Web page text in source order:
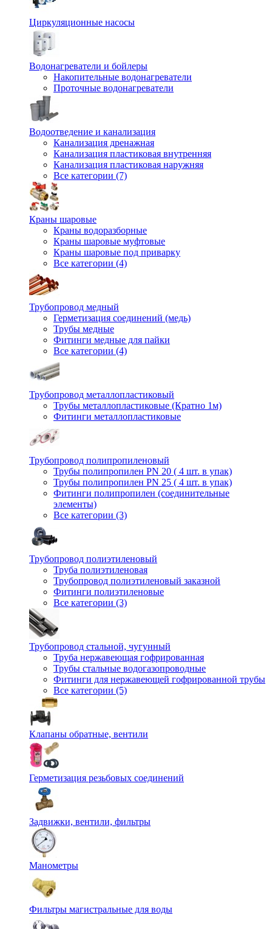
Циркуляционные насосы
Водонагреватели и бойлеры
Накопительные водонагреватели
Проточные водонагреватели
Водоотведение и канализация
Канализация дренажная
Канализация пластиковая внутренняя
Канализация пластиковая наружняя
Все категории (7)
Краны шаровые
Краны водоразборные
Краны шаровые муфтовые
Краны шаровые под приварку
Все категории (4)
Трубопровод медный
Герметизация соединений (медь)
Трубы медные
Фитинги медные для пайки
Все категории (4)
Трубопровод металлопластиковый
Трубы металлопластиковые (Кратно 1м)
Фитинги металлопластиковые
Трубопровод полипропиленовый
Трубы полипропилен PN 20 ( 4 шт. в упак)
Трубы полипропилен PN 25 ( 4 шт. в упак)
Фитинги полипропилен (cоединительные
элементы)
Все категории (3)
Трубопровод полиэтиленовый
Труба полиэтиленовая
Трубопровод полиэтиленовый заказной
Фитинги полиэтиленовые
Все категории (3)
Трубопровод стальной, чугунный
Труба нержавеющая гофрированная
Трубы стальные водогазопроводные
Фитинги для нержавеющей гофрированной трубы
Все категории (5)
Клапаны обратные, вентили
Герметизация резьбовых соединений
Задвижки, вентили, фильтры
Манометры
Фильтры магистральные для воды